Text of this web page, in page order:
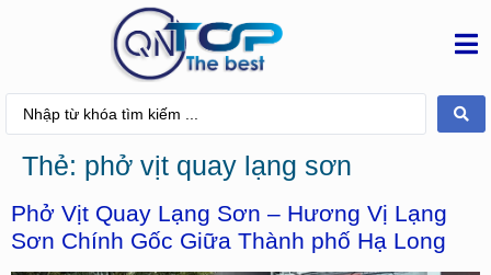
Thẻ: phở vịt quay lạng sơn
Phở Vịt Quay Lạng Sơn – Hương Vị Lạng
Sơn Chính Gốc Giữa Thành phố Hạ Long